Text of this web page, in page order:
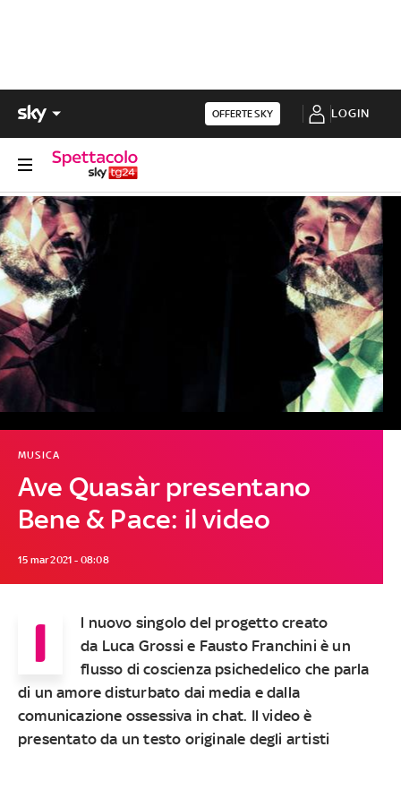
OFFERTE SKY LOGIN
Ave Quasàr presentano
Bene & Pace: il video
MUSICA
15 mar 2021 - 08:08
I
l nuovo singolo del progetto creato
da Luca Grossi e Fausto Franchini è un
flusso di coscienza psichedelico che parla
di un amore disturbato dai media e dalla
comunicazione ossessiva in chat. Il video è
presentato da un testo originale degli artisti